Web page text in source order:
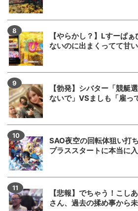
【やらかし？】Lすーぱ
ないのに出まくってて甘
【勃発】シバター「競艇
ないで」VSましも「雇っ
SAO夜空の回転体狙い打
プラススタートに本当に
【悲報】でちゃう！こし
さん、過去の揉め事から